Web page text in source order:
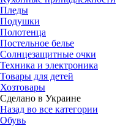
Пледы
Подушки
Полотенца
Постельное белье
Солнцезащитные очки
Техника и электроника
Товары для детей
Хозтовары
Сделано в Украине
Назад во все категории
Обувь